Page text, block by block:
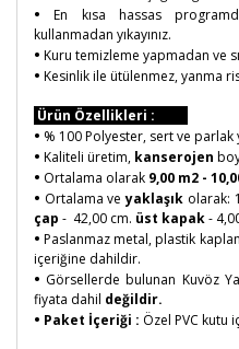
•
En kısa hassas
kullanmadan yıkayınız.
• Kuru temizleme yapmadan ve
• Kesinlik ile ütülenmez, yanma
Ürün Özellikleri :
• % 100 Polyester, sert ve parlak
• Kaliteli üretim, kanserojen
• Ortalama olarak 9,00 m2 -
• Ortalama veyaklaşık olarak:
çap - 42,00 cm. üst kapak-
• Paslanmaz metal, plastik
içeriğine dahildir.
• Görsellerde bulunan Kuvöz
fiyata dahil değildir.
• Paket İçeriği : Özel PVC kutu